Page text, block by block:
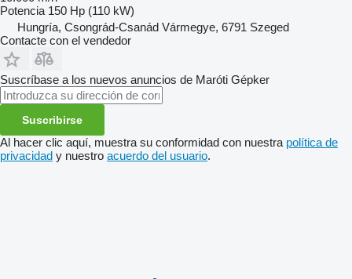
Potencia 150 Hp (110 kW)
Hungría, Csongrád-Csanád Vármegye, 6791 Szeged
Contacte con el vendedor
Suscríbase a los nuevos anuncios de Maróti Gépker
Suscribirse
Al hacer clic aquí, muestra su conformidad con nuestra política de
privacidad y nuestro acuerdo del usuario.